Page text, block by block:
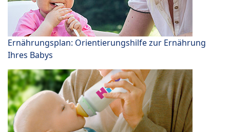
Ernährungsplan: Orientierungshilfe zur Ernährung
Ihres Babys